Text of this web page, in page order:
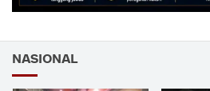
NASIONAL